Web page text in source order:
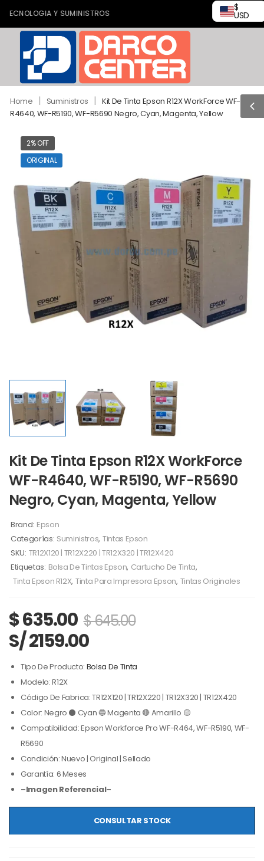
Y SUMINISTROS
$
USD
Home | Suministros | Kit De Tinta Epson R12X WorkForce WF-
R4640, WF-R5190, WF-R5690 Negro, Cyan, Magenta, Yellow
2% OFF
ORIGINAL
Kit De Tinta Epson R12X WorkForce
WF-R4640, WF-R5190, WF-R5690
Negro, Cyan, Magenta, Yellow
Brand: Epson
Categorías: Suministros, Tintas Epson
SKU: TR12X120 | TR12X220 | TR12X320 | TR12X420
Etiquetas: Bolsa De Tintas Epson, Cartucho De Tinta,
Tinta Epson R12X, Tinta Para Impresora Epson, Tintas Originales
$635.00 $645.00
S/ 2159.00
Tipo De Producto: Bolsa De Tinta
Modelo: R12X
Código De Fabrica: TR12X120 | TR12X220 | TR12X320 | TR12X420
Color: Negro ⚫ Cyan 🔵 Magenta 🔴 Amarillo 🟡
Compatibilidad: Epson Workforce Pro WF-R464, WF-R5190, WF-
R5690
Condición: Nuevo | Original | Sellado
Garantía: 6 Meses
–Imagen Referencial–
CONSULTAR STOCK